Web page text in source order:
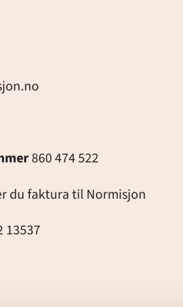
860 474 522
du faktura til Normisjon
13537